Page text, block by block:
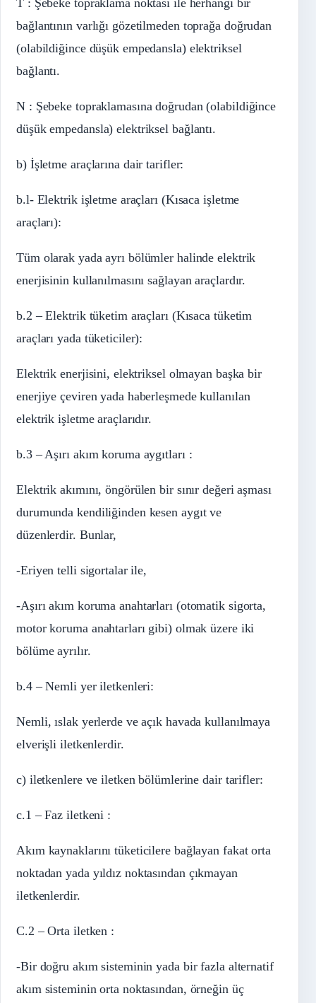
bağlantının varlığı gözetilmeden toprağa doğrudan
(olabildiğince düşük empedansla) elektriksel
bağlantı.
N : Şebeke topraklamasına doğrudan (olabildiğince
düşük empedansla) elektriksel bağlantı.
b) İşletme araçlarına dair tarifler:
b.l- Elektrik işletme araçları (Kısaca işletme
araçları):
Tüm olarak yada ayrı bölümler halinde elektrik
enerjisinin kullanılmasını sağlayan araçlardır.
b.2 – Elektrik tüketim araçları (Kısaca tüketim
araçları yada tüketiciler):
Elektrik enerjisini, elektriksel olmayan başka bir
enerjiye çeviren yada haberleşmede kullanılan
elektrik işletme araçlarıdır.
b.3 – Aşırı akım koruma aygıtları :
Elektrik akımını, öngörülen bir sınır değeri aşması
durumunda kendiliğinden kesen aygıt ve
düzenlerdir. Bunlar,
-Eriyen telli sigortalar ile,
-Aşırı akım koruma anahtarları (otomatik sigorta,
motor koruma anahtarları gibi) olmak üzere iki
bölüme ayrılır.
b.4 – Nemli yer iletkenleri:
Nemli, ıslak yerlerde ve açık havada kullanılmaya
elverişli iletkenlerdir.
c) iletkenlere ve iletken bölümlerine dair tarifler:
c.1 – Faz iletkeni :
Akım kaynaklarını tüketicilere bağlayan fakat orta
noktadan yada yıldız noktasından çıkmayan
iletkenlerdir.
C.2 – Orta iletken :
-Bir doğru akım sisteminin yada bir fazla alternatif
akım sisteminin orta noktasından, örneğin üç